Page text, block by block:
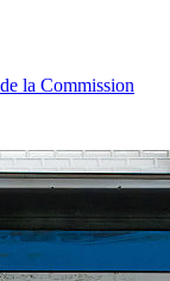
la Commission